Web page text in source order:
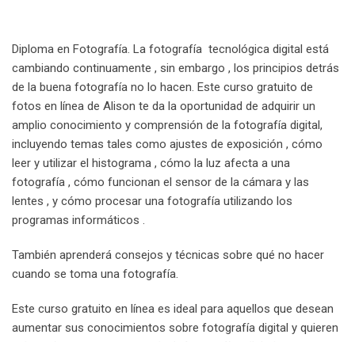
Diploma en Fotografía. La fotografía tecnológica digital está
cambiando continuamente , sin embargo , los principios detrás
de la buena fotografía no lo hacen. Este curso gratuito de
fotos en línea de Alison te da la oportunidad de adquirir un
amplio conocimiento y comprensión de la fotografía digital,
incluyendo temas tales como ajustes de exposición , cómo
leer y utilizar el histograma , cómo la luz afecta a una
fotografía , cómo funcionan el sensor de la cámara y las
lentes , y cómo procesar una fotografía utilizando los
programas informáticos .
También aprenderá consejos y técnicas sobre qué no hacer
cuando se toma una fotografía.
Este curso gratuito en línea es ideal para aquellos que desean
aumentar sus conocimientos sobre fotografía digital y quieren